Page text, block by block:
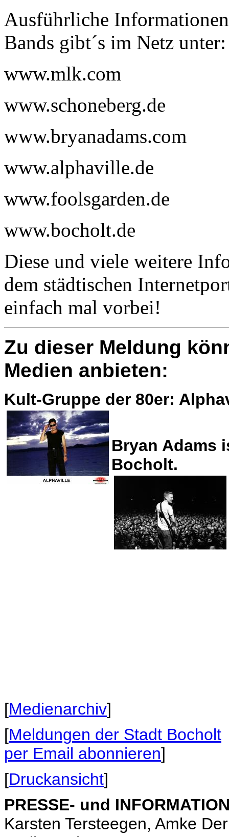
Ausführliche
Bands gibt´s im Netz
www.mlk.com
www.schoneberg.de
www.bryanadams.com
www.alphaville.de
www.foolsgarden.de
www.bocholt.de
Diese und viele weitere
dem städtischen
einfach mal vorbei!
Zu dieser Meldung
Medien anbieten:
Kult-Gruppe der 80er:
Bryan Adams
Bocholt.
[Medienarchiv]
[Meldungen der Stadt Bocholt
per Email abonnieren]
[Druckansicht]
PRESSE- und
Karsten Tersteegen, Amke